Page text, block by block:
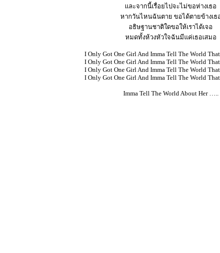
และจากนี้เรื่อยไปจะไม่ขอห่างเธอ
หากวันไหนฉันตาย ขอได้ตายข้างเธ
อธิษฐานชาติใดขอให้เราได้เจอ
หมดทั้งห้วงหัวใจฉันมีแค่เธอเสมอ
I Only Got One Girl And Imma Tell The World
I Only Got One Girl And Imma Tell The World
I Only Got One Girl And Imma Tell The World
I Only Got One Girl And Imma Tell The World
Imma Tell The World About Her …..